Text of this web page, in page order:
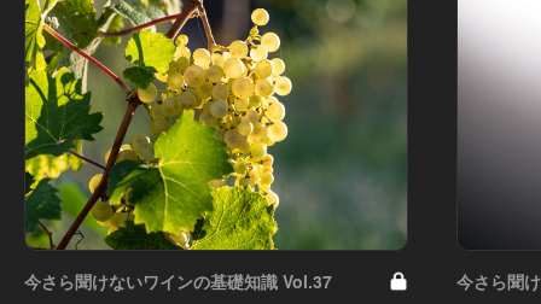
今さら聞けないワインの基礎知識 Vol.37 今さら聞